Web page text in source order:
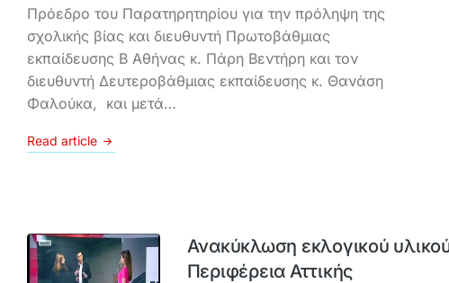
Πρόεδρο του Παρατηρητηρίου για την πρόληψη της
σχολικής βίας και διευθυντή Πρωτοβάθμιας
εκπαίδευσης Β Αθήνας κ. Πάρη Βεντήρη και τον
διευθυντή Δευτεροβάθμιας εκπαίδευσης κ. Θανάση
Φαλούκα, και μετά…
Read article
Ανακύκλωση εκλογικού
Περιφέρεια Αττικής